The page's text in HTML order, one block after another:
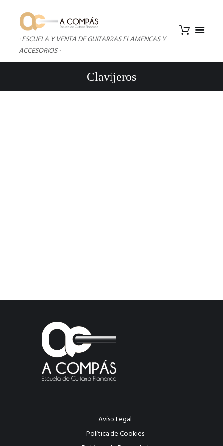
· ESCUELA Y VENTA DE GUITARRAS FLAMENCAS Y
ACCESORIOS ·
Clavijeros
Aviso Legal
Política de Cookies